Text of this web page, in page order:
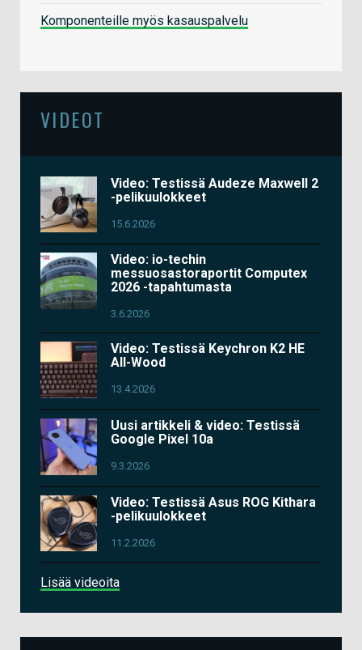
Komponenteille myös kasauspalvelu
VIDEOT
Video: Testissä Audeze Maxwell 2
-pelikuulokkeet
15.6.2026
Video: io-techin
messuosastoraportit Computex
2026 -tapahtumasta
3.6.2026
Video: Testissä Keychron K2 HE
All-Wood
13.4.2026
Uusi artikkeli & video: Testissä
Google Pixel 10a
9.3.2026
Video: Testissä Asus ROG Kithara
-pelikuulokkeet
11.2.2026
Lisää videoita